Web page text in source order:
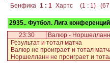
Бенфика 1 : 1 Хартс (1 : 1)
2935.. Футбол. Лига
23:30
Валюр - Норшелланн
Результат и тотал матча
Валюр не проиграет и тотал
Норшелланн не проиграет и